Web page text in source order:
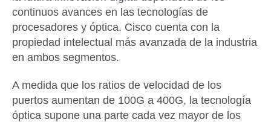
continuos avances en las tecnologías de
procesadores y óptica. Cisco cuenta con la
propiedad intelectual más avanzada de la industria
en ambos segmentos.
A medida que los ratios de velocidad de los
puertos aumentan de 100G a 400G, la tecnología
óptica supone una parte cada vez mayor de los